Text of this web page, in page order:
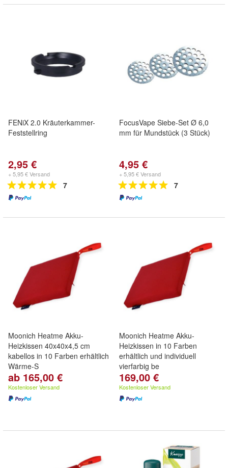
FENiX 2.0 Kräuterkammer-
Feststellring
2,95 €
+ 5,95 € Versand
7
FocusVape Siebe-Set Ø 6,0
mm für Mundstück (3 Stück)
4,95 €
+ 5,95 € Versand
7
Moonich Heatme Akku-
Heizkissen 40x40x4,5 cm
kabellos in 10 Farben erhältlich
Wärme-S
ab 165,00 €
Kostenloser Versand
Moonich Heatme Akku-
Heizkissen in 10 Farben
erhältlich und individuell
vierfarbig be
169,00 €
Kostenloser Versand